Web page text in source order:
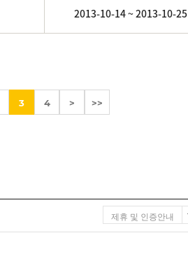
2013-10-14 ~ 2013-10-25
3 4 > >>
제휴 및 인증안내